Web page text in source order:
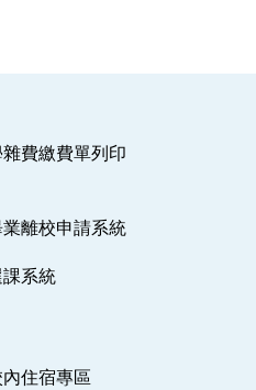
費繳費單列印
離校申請系統
系統
住宿專區